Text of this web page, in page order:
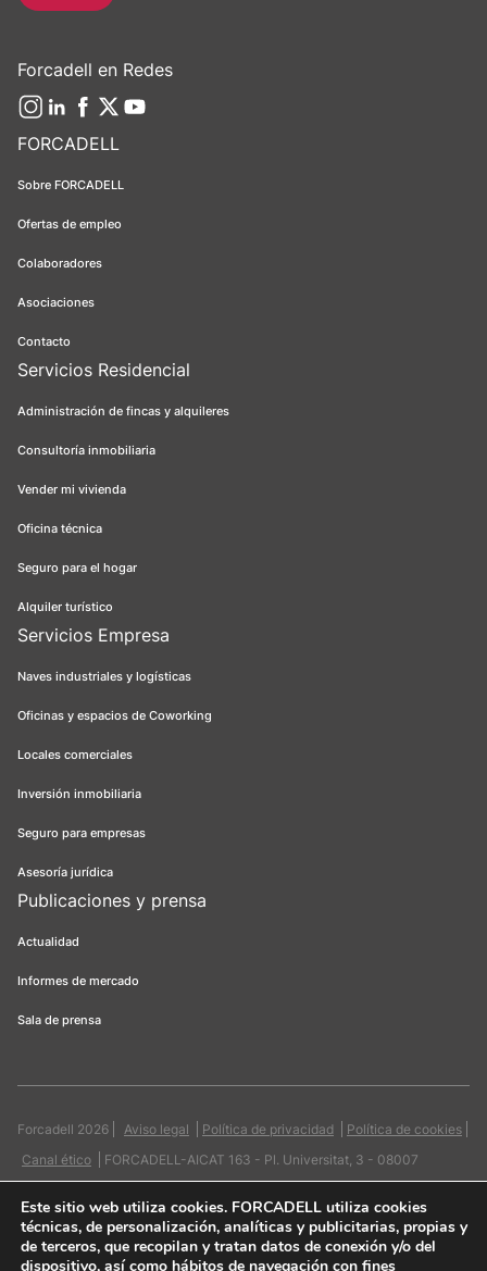
FORCADELL
Sobre FORCADELL
Ofertas de empleo
Colaboradores
Asociaciones
Contacto
Servicios Residencial
Administración de fincas y alquileres
Consultoría inmobiliaria
Vender mi vivienda
Oficina técnica
Seguro para el hogar
Alquiler turístico
Servicios Empresa
Naves industriales y logísticas
Oficinas y espacios de Coworking
Locales comerciales
Inversión inmobiliaria
Seguro para empresas
Asesoría jurídica
Publicaciones y prensa
Actualidad
Informes de mercado
Sala de prensa
Forcadell en Redes
Forcadell 2026 Aviso legal Política de privacidad
Política de cookies
Canal ético
FORCADELL-AICAT 163 - Pl. Universitat, 3 - 08007
Este sitio web utiliza cookies. FORCADELL utiliza cookies
técnicas, de personalización, analíticas y publicitarias, propias y
de terceros, que recopilan y tratan datos de conexión y/o del
dispositivo, así como hábitos de navegación con fines